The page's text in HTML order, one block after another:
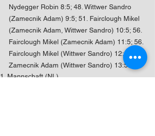
Nydegger Robin 8:5; 48. Wittwer Sandro
(Zamecnik Adam) 9:5; 51. Fairclough Mikel
(Zamecnik Adam, Wittwer Sandro) 10:5; 56.
Fairclough Mikel (Zamecnik Adam) 11:5; 56.
Fairclough Mikel (Wittwer Sandro) 12:5; 60.
Zamecnik Adam (Wittwer Sandro) 13:5.
1. Mannschaft (NL)